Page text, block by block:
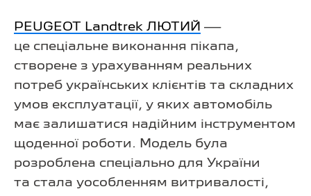
PEUGEOT Landtrek ЛЮТИЙ —
це спеціальне виконання пікапа,
створене з урахуванням реальних
потреб українських клієнтів та складних
умов експлуатації, у яких автомобіль
має залишатися надійним інструментом
щоденної роботи. Модель була
розроблена спеціально для України
та стала уособленням витривалості,